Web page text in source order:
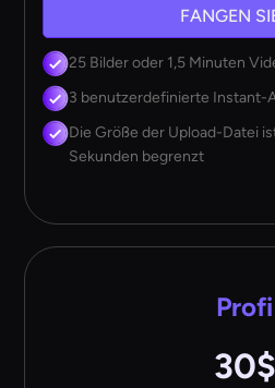
FANGEN
25 Bilder oder 1,5 Minuten
3 benutzerdefinierte Instant-
Die Größe der Upload-Datei
Sekunden begrenzt
Profi
30$